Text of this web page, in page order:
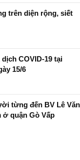
trên diện rộng, siết
COVID-19 tại
15/6
từng đến BV Lê Văn
ở quận Gò Vấp